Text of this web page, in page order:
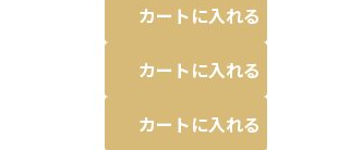
カートに入れる
カートに入れる
カートに入れる